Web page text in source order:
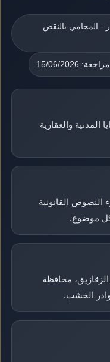
- المحامي بالنقض
15/06/2026
في القضايا المدنية والعقارية
النصوص القانونية
موضوع.
محافظة